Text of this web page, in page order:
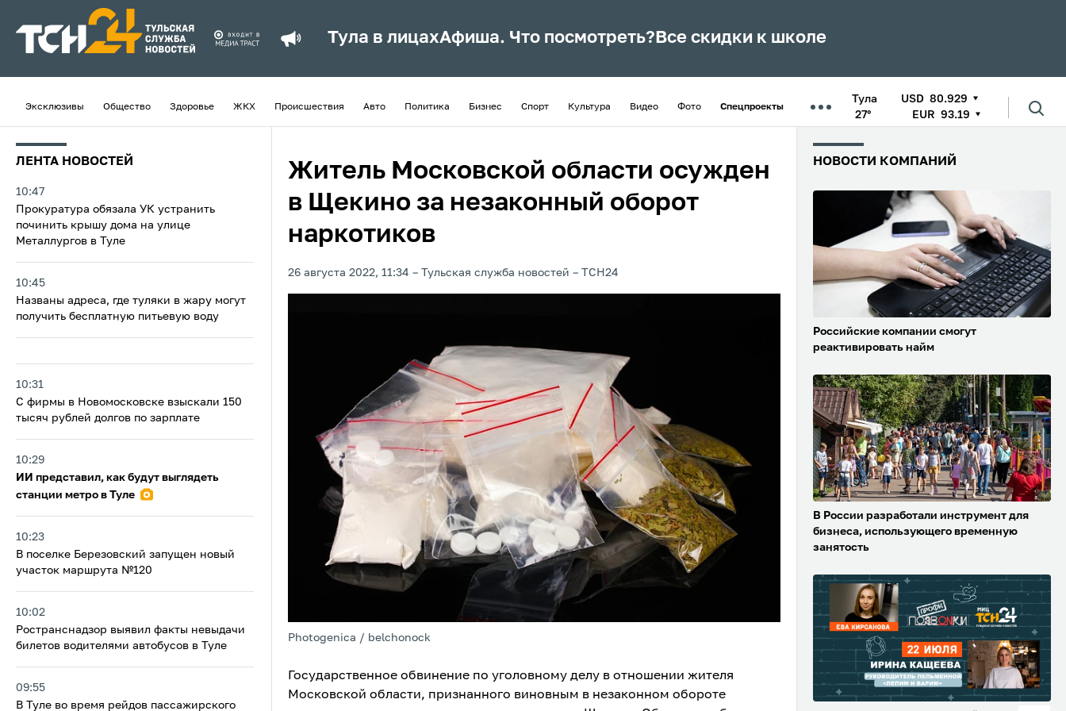
Тула в лицахАфиша. Что посмотреть? Все скидки к школе
Эксклюзивы Общество Здоровье ЖКХ Происшествия Авто Политика Бизнес Спорт Культура Видео Фото Спецпроекты
Тула
27°
USD 80.929
EUR 93.19
ЛЕНТА НОВОСТЕЙ
10:47
Прокуратура обязала УК устранить
починить крышу дома на улице
Металлургов в Туле
10:45
Названы адреса, где туляки в жару могут
получить бесплатную питьевую воду
10:31
С фирмы в Новомосковске взыскали 150
тысяч рублей долгов по зарплате
10:29
ИИ представил, как будут выглядеть
станции метро в Туле
10:23
В поселке Березовский запущен новый
участок маршрута №120
10:02
Ространснадзор выявил факты невыдачи
билетов водителями автобусов в Туле
09:55
В Туле во время рейдов пассажирского
Житель Московской области осужден
в Щекино за незаконный оборот
наркотиков
26 августа 2022, 11:34 Тульская служба новостей ТСН24
Photogenica / belchonock
Государственное обвинение по уголовному делу в отношении жителя
Московской области, признанного виновным в незаконном обороте
НОВОСТИ КОМПАНИЙ
Российские компании смогут
реактивировать найм
В России разработали инструмент для
бизнеса, использующего временную
занятость